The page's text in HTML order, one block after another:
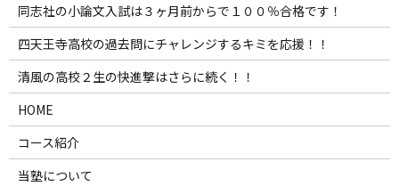
同志社の小論文入試は３ヶ月前からで１００％合格です！
四天王寺高校の過去問にチャレンジするキミを応援！！
清風の高校２生の快進撃はさらに続く！！
HOME
コース紹介
当塾について